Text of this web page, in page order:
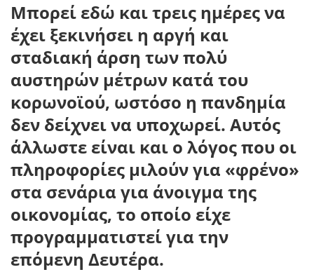
Μπορεί εδώ και τρεις ημέρες να
έχει ξεκινήσει η αργή και
σταδιακή άρση των πολύ
αυστηρών μέτρων κατά του
κορωνοϊού, ωστόσο η πανδημία
δεν δείχνει να υποχωρεί. Αυτός
άλλωστε είναι και ο λόγος που οι
πληροφορίες μιλούν για «φρένο»
στα σενάρια για άνοιγμα της
οικονομίας, το οποίο είχε
προγραμματιστεί για την
επόμενη Δευτέρα.